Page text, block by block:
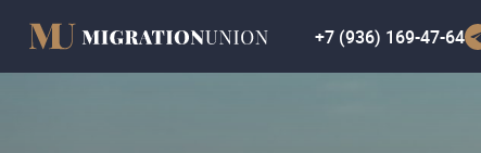
+7 (936) 169-47-64